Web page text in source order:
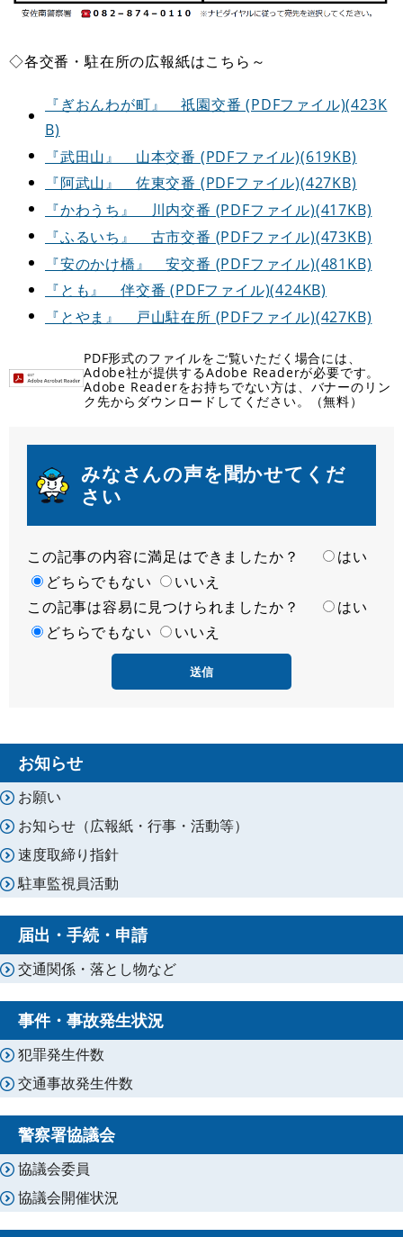
◇各交番・駐在所の広報紙はこちら～
『ぎおんわが町』 祇園交番 (PDFファイル)(423K
B)
『武田山』 山本交番 (PDFファイル)(619KB)
『阿武山』 佐東交番 (PDFファイル)(427KB)
『かわうち』 川内交番 (PDFファイル)(417KB)
『ふるいち』 古市交番 (PDFファイル)(473KB)
『安のかけ橋』 安交番 (PDFファイル)(481KB)
『とも』 伴交番 (PDFファイル)(424KB)
『とやま』 戸山駐在所 (PDFファイル)(427KB)
PDF形式のファイルをご覧いただく場合には、
Adobe社が提供するAdobe Readerが必要です。
Adobe Readerをお持ちでない方は、バナーのリン
ク先からダウンロードしてください。（無料）
みなさんの声を聞かせてくだ
さい
満
足
度
この記事の内容に満足はできましたか？
はい
どちらでもない
いいえ
容
易
この記事は容易に見つけられましたか？
はい
どちらでもない
いいえ
お知らせ
お願い
お知らせ（広報紙・行事・活動等）
速度取締り指針
駐車監視員活動
届出・手続・申請
交通関係・落とし物など
事件・事故発生状況
犯罪発生件数
交通事故発生件数
警察署協議会
協議会委員
協議会開催状況